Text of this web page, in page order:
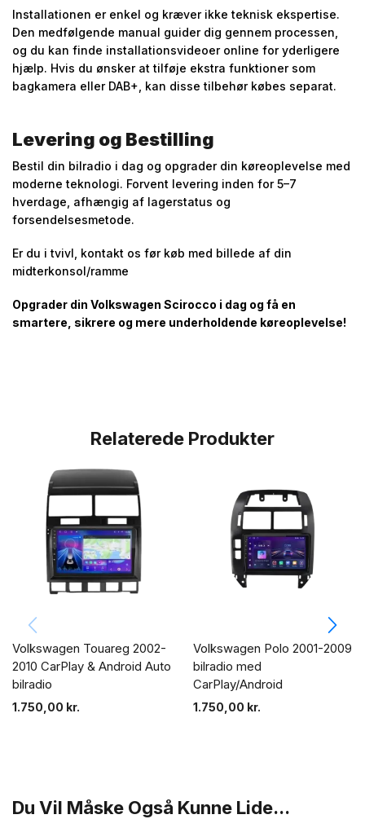
Installationen er enkel og kræver ikke teknisk ekspertise.
Den medfølgende manual guider dig gennem processen,
og du kan finde installationsvideoer online for yderligere
hjælp. Hvis du ønsker at tilføje ekstra funktioner som
bagkamera eller DAB+, kan disse tilbehør købes separat.
Levering og Bestilling
Bestil din bilradio i dag og opgrader din køreoplevelse med
moderne teknologi. Forvent levering inden for 5–7
hverdage, afhængig af lagerstatus og
forsendelsesmetode.
Er du i tvivl, kontakt os før køb med billede af din
midterkonsol/ramme
Opgrader din Volkswagen Scirocco i dag og få en
smartere, sikrere og mere underholdende køreoplevelse!
Relaterede Produkter
Volkswagen Touareg 2002-
2010 CarPlay & Android Auto
bilradio
1.750,00 kr.
Volkswagen Polo 2001-2009
bilradio med
CarPlay/Android
1.750,00 kr.
Du Vil Måske Også Kunne Lide...